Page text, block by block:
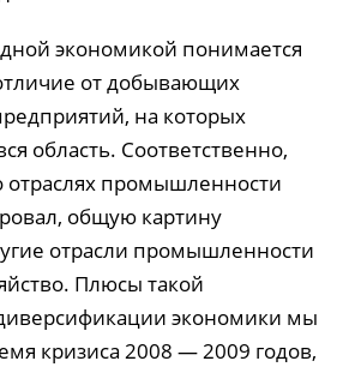
экономикой понимается
от добывающих
на которых
область. Соответственно,
отраслях промышленности
общую картину
отрасли промышленности
Плюсы такой
экономики мы
кризиса 2008 — 2009 годов,